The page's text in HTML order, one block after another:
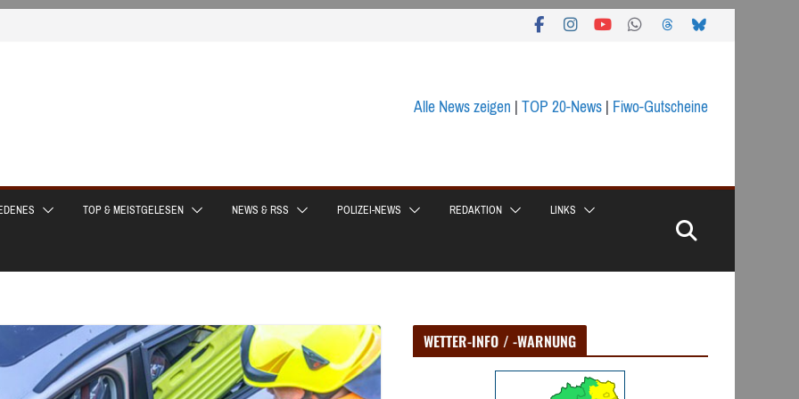
Alle News zeigen|TOP 20-News|Fiwo-Gutscheine
TOP & MEISTGELESEN NEWS & RSS POLIZEI-NEWS REDAKTION LINKS
WETTER-INFO / -WARNUNG